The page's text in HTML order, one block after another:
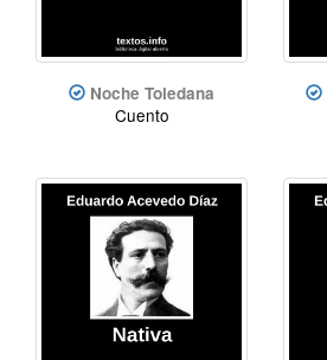
Noche Toledana
Cuento